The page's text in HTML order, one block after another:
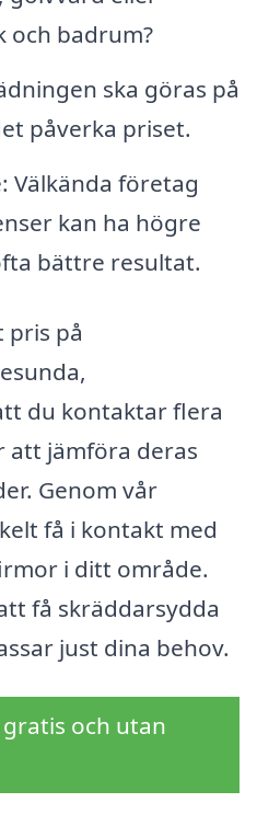
och badrum?
ska göras på
påverka priset.
Välkända företag
kan ha högre
bättre resultat.
pris på
du kontaktar flera
att jämföra deras
Genom vår
få i kontakt med
i ditt område.
få skräddarsydda
just dina behov.
och utan